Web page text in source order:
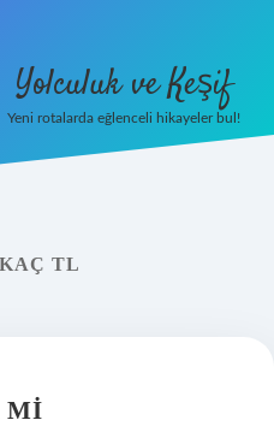
Yolculuk ve Keşif
Yeni rotalarda eğlenceli hikayeler bul!
TL
MI